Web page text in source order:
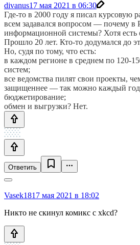
divanus17 мая 2021 в 06:30
Где-то в 2000 году я писал курсовую
всем задавался вопросом — почему в
информационной системы? Хотя есть
Прошло 20 лет. Кто-то додумался до
Но, судя по тому, что есть:
в каждом регионе в среднем по 120-
систем;
все ведомства пилят свои проекты,
защищеннее — так можно каждый год
бюджетирование;
обмен и выгрузки? Нет.
Ответить
Vasek1817 мая 2021 в 18:02
Никто не скинул комикс с xkcd?